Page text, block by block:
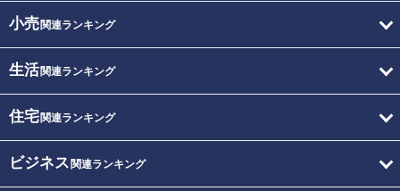
小売関連ランキング
生活関連ランキング
住宅関連ランキング
ビジネス 関連ランキング